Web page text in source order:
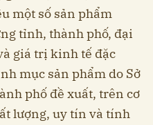
một số sản phẩm
tỉnh, thành phố, đại
giá trị kinh tế đặc
mục sản phẩm do Sở
phố đề xuất, trên cơ
lượng, uy tín và tính